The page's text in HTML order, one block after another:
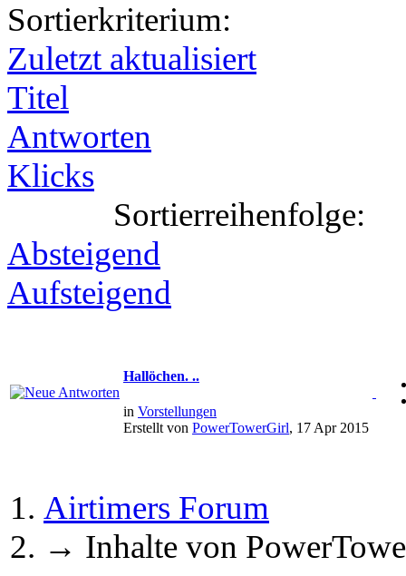
Sortierkriterium:
Zuletzt aktualisiert
Titel
Antworten
Klicks
Sortierreihenfolge:
Absteigend
Aufsteigend
Hallöchen. ..
in Vorstellungen
Erstellt von PowerTowerGirl, 17 Apr 2015
Airtimers Forum
→ Inhalte von